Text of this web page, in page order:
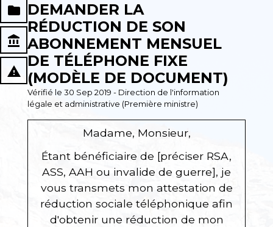
folder
account_balance
report_problem
DEMANDER LA
RÉDUCTION DE SON
ABONNEMENT MENSUEL
DE TÉLÉPHONE FIXE
(MODÈLE DE DOCUMENT)
Vérifié le 30 Sep 2019 - Direction de l'information
légale et administrative (Première ministre)
Madame, Monsieur,
Étant bénéficiaire de [préciser RSA,
ASS, AAH ou invalide de guerre], je
vous transmets mon attestation de
réduction sociale téléphonique afin
d'obtenir une réduction de mon